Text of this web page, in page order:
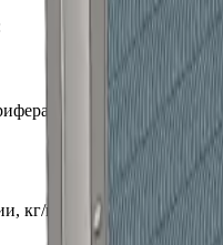
кг/м²·с